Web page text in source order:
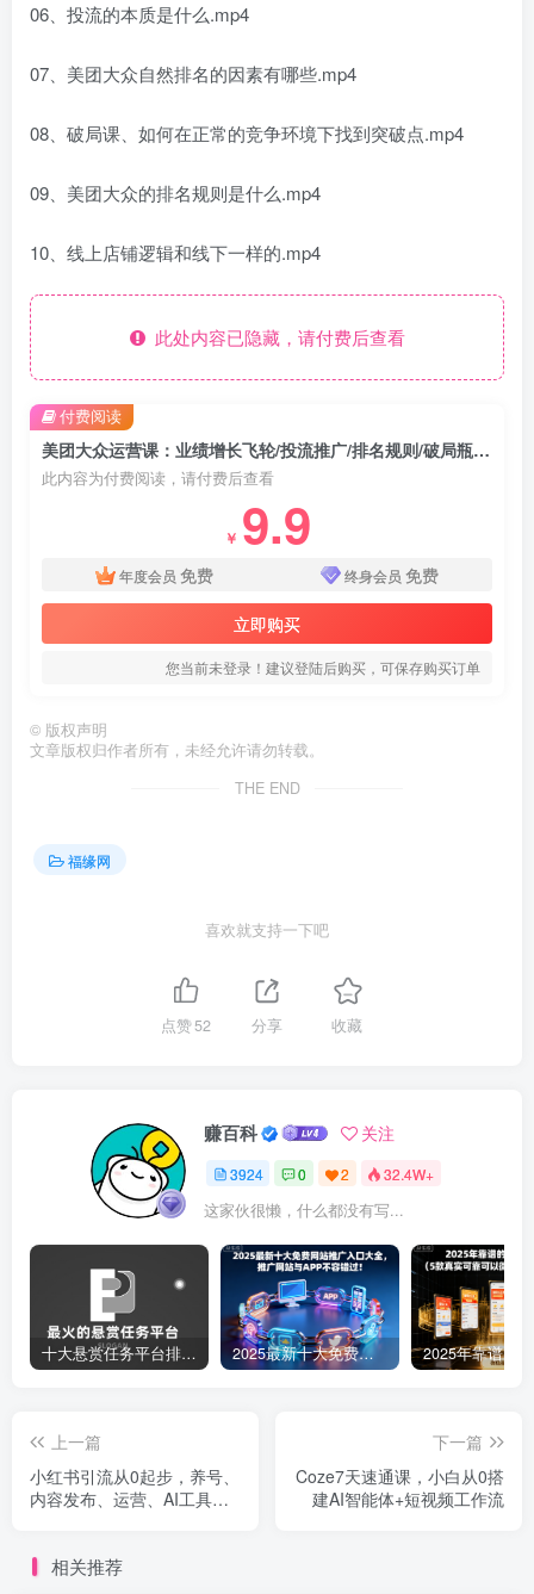
06、投流的本质是什么.mp4
07、美团大众自然排名的因素有哪些.mp4
08、破局课、如何在正常的竞争环境下找到突破点.mp4
09、美团大众的排名规则是什么.mp4
10、线上店铺逻辑和线下一样的.mp4
此处内容已隐藏，请付费后查看
美团大众运营课：业绩增长飞轮/投流推广/排名规则/破局瓶颈/新店复制打爆
此内容为付费阅读，请付费后查看
￥ 9.9
年度会员 免费 终身会员 免费
立即购买
您当前未登录！建议登陆后购买，可保存购买订单
付费阅读
© 版权声明
文章版权归作者所有，未经允许请勿转载。
THE END
福缘网
喜欢就支持一下吧
点赞52 分享 收藏
赚百科 关注
3924 0 2 32.4W+
这家伙很懒，什么都没有写...
十大悬赏任务平台排行榜（全网最好的悬赏任务平台） 2025最新十大免费网站推广入口大全，推广网站与APP不容错过！
上一篇
小红书引流从0起步，养号、
内容发布、运营、AI工具做
下一篇
Coze7天速通课，小白从0搭
建AI智能体+短视频工作流
相关推荐